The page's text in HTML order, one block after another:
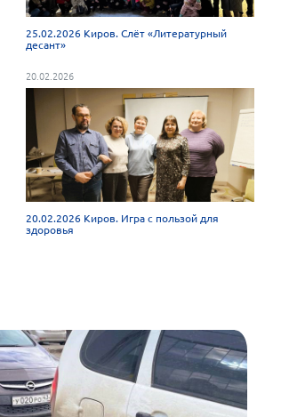
25.02.2026 Киров. Слёт «Литературный
десант»
20.02.2026
20.02.2026 Киров. Игра с пользой для
здоровья